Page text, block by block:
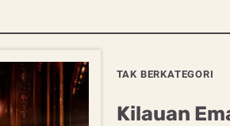
TAK BERKATEGORI
Kilauan